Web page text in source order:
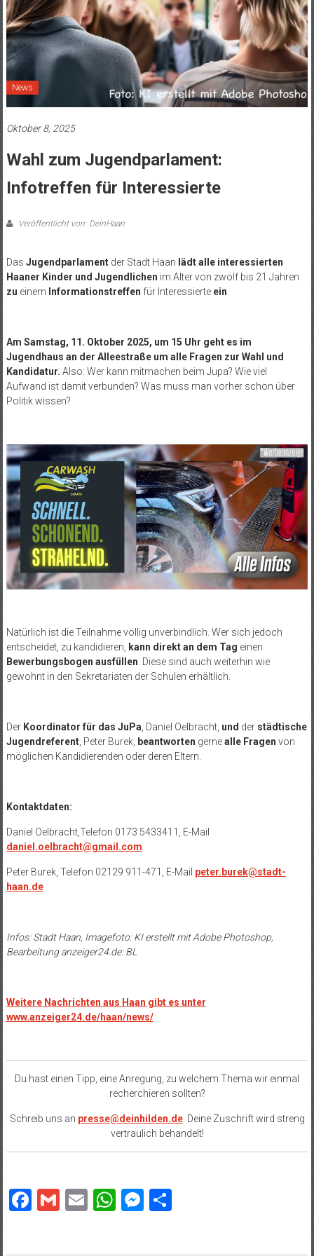
News
Oktober 8, 2025
Wahl zum Jugendparlament:
Infotreffen für Interessierte
Veröffentlicht von: DeinHaan
Das Jugendparlament der Stadt Haan lädt alle interessierten
Haaner Kinder und Jugendlichen im Alter von zwölf bis 21 Jahren
zu einem Informationstreffen für Interessierte ein
Am Samstag, 11. Oktober 2025, um 15 Uhr geht es im
Jugendhaus an der Alleestraße um alle Fragen zur Wahl und
Kandidatur. Also: Wer kann mitmachen beim Jupa? Wie viel
Aufwand ist damit verbunden? Was muss man vorher schon über
Politik wissen?
Natürlich ist die Teilnahme völlig unverbindlich. Wer sich jedoch
entscheidet, zu kandidieren, kann direkt an dem Tag einen
Bewerbungsbogen ausfüllen. Diese sind auch weiterhin wie
gewohnt in den Sekretariaten der Schulen erhältlich.
Der Koordinator für das JuPa, Daniel Oelbracht, und der städtische
Jugendreferent, Peter Burek, beantworten gernealle Fragen von
möglichen Kandidierenden oder deren Eltern.
Kontaktdaten:
Daniel Oelbracht,Telefon 0173 5433411, E-Mail
daniel.oelbracht@gmail.com
Peter Burek, Telefon 02129 911-471, E-Mail peter.burek@stadt-
haan.de
Infos: Stadt Haan, Imagefoto: KI erstellt mit Adobe Photoshop,
Bearbeitung anzeiger24.de: BL
Weitere Nachrichten aus Haan gibt es unter
www.anzeiger24.de/haan/news/
Du hast einen Tipp, eine Anregung, zu welchem Thema wir einmal
recherchieren sollten?
Schreib uns an presse@deinhilden.de. Deine Zuschrift wird streng
vertraulich behandelt!
Facebook
GmailEmailWhatsApp
Messenger